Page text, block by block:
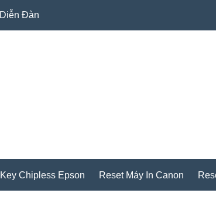
Diễn Đàn
Key Chipless Epson Reset Máy In Canon